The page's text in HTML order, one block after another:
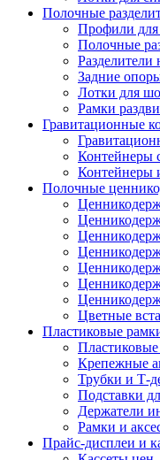
Полочные
Профили для
Полочные
Задние
Лотки для
Рамки
Гравитационные
Контейнеры
Контейнеры
Полочные
Цветные
Пластиковые
Крепежные
Трубки и Т-
Подставки
Держатели
Рамки и
Прайс-дисплеи и